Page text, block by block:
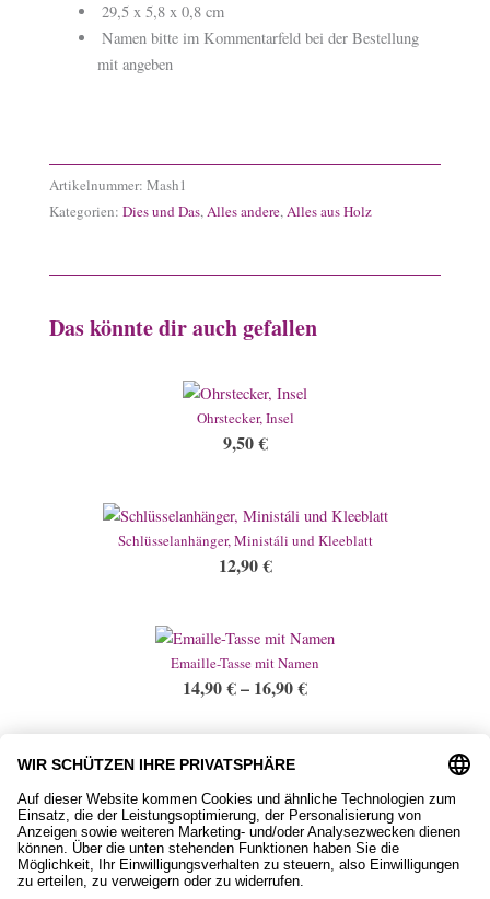
 29,5 x 5,8 x 0,8 cm
 Namen bitte im Kommentarfeld bei der Bestellung
mit angeben
Artikelnummer: Mash1
Kategorien: Dies und Das,Alles andere,Alles aus Holz
Das könnte dir auch gefallen
Ohrstecker, Insel
9,50€
Schlüsselanhänger, Ministáli und Kleeblatt
12,90€
Emaille-Tasse mit Namen
14,90€– 16,90€
2,60€